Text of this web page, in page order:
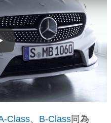
Class、 B-Class 同為